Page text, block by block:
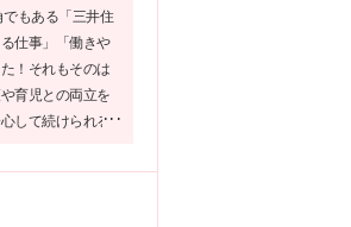
もある「三井住
仕事」「働きや
！それもそのは
育児との両立を
して続けられる
ラチナくるみ